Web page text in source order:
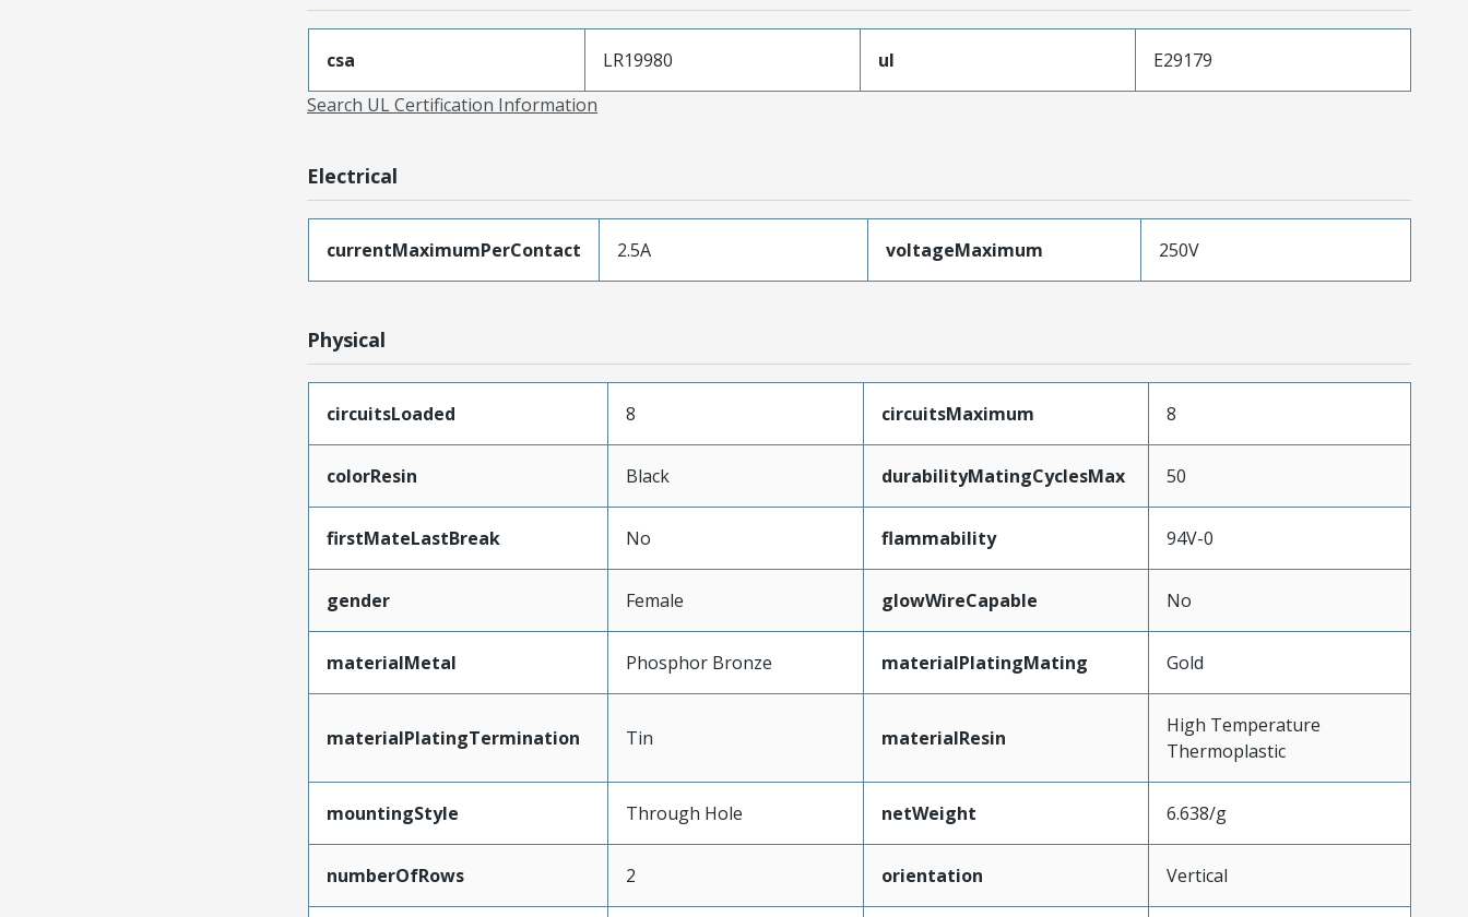
csa LR19980 ul
E29179
Search UL Certification Information
Electrical
currentMaximumPerContact 2.5A voltageMaximum 250V
Physical
circuitsLoaded 8 circuitsMaximum 8
colorResin Black durabilityMatingCyclesMax 50
firstMateLastBreak No flammability 94V-0
gender Female glowWireCapable No
materialMetal Phosphor Bronze materialPlatingMating Gold
materialPlatingTermination Tin materialResin
High Temperature
Thermoplastic
mountingStyle Through Hole netWeight 6.638/g
numberOfRows 2 orientation Vertical